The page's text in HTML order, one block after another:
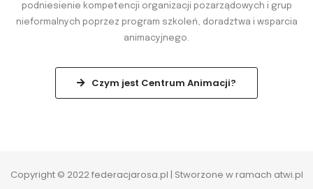
podniesienie kompetencji organizacji pozarządowych i grup
nieformalnych poprzez program szkoleń, doradztwa i wsparcia
animacyjnego.
Czym jest Centrum Animacji?
Copyright © 2022 federacjarosa.pl | Stworzone w ramach atwi.pl